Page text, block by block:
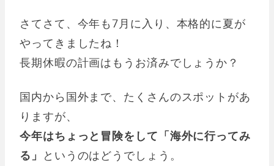
さてさて、今年も7月に入り、本格的に夏が
やってきましたね！
長期休暇の計画はもうお済みでしょうか？
国内から国外まで、たくさんのスポットがあ
りますが、
今年はちょっと冒険をして「海外に行ってみ
る」 というのはどうでしょう。